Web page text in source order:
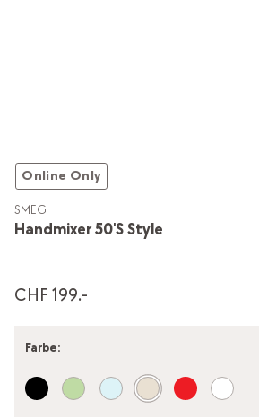
Online Only
Handmixer 50's Style
SMEG
CHF 199.-
Farbe: